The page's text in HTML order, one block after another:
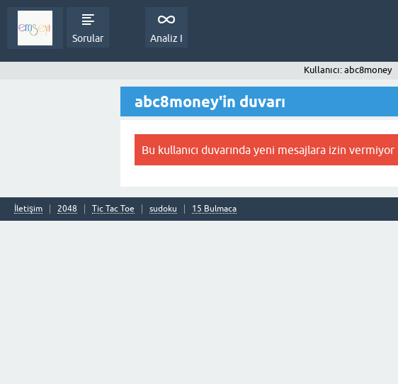
Sorular Analiz I
Kullanıcı: abc8money
abc8money'in duvarı
Bu kullanıcı duvarında yeni mesajlara izin vermiyor
İletişim 2048 Tic Tac Toe sudoku 15 Bulmaca